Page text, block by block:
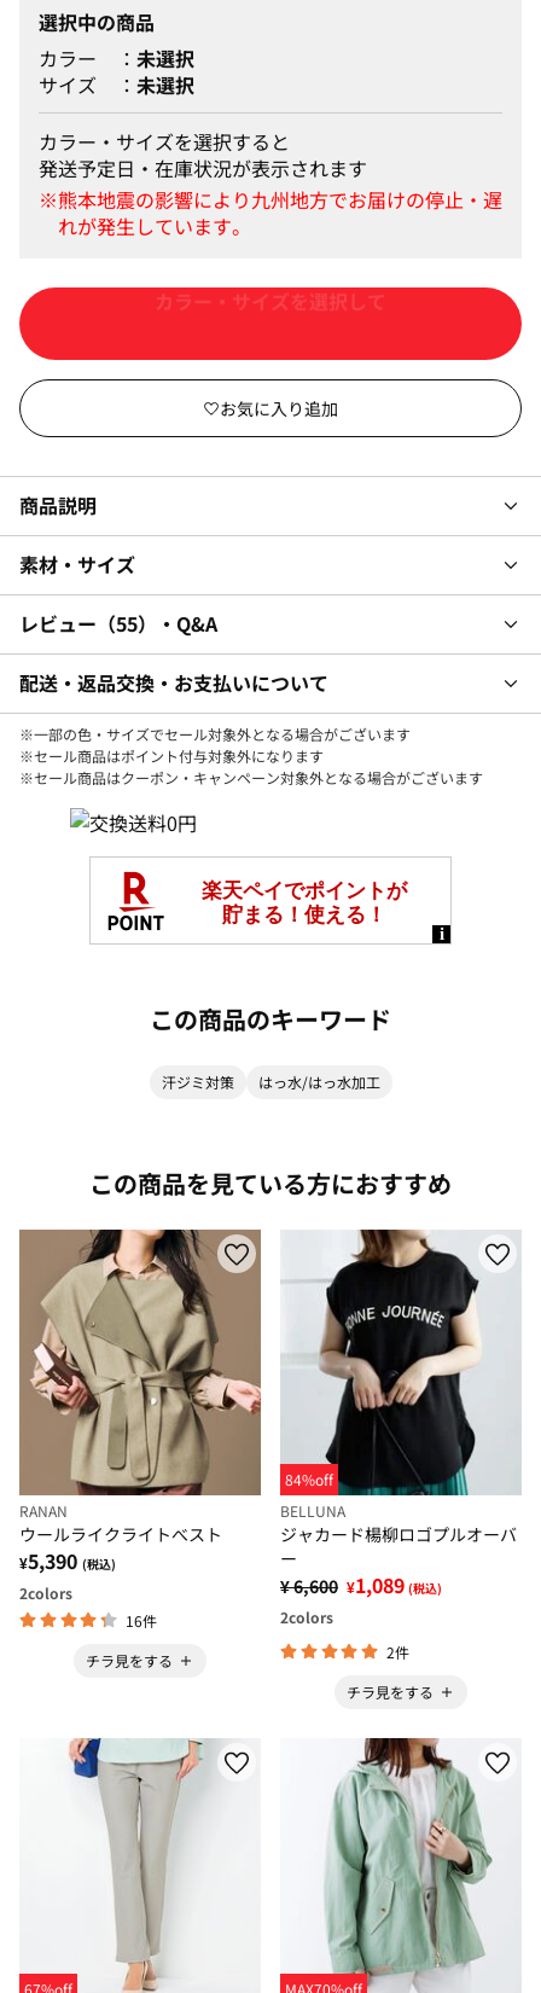
選択中の商品
カラー
未選択
サイズ
未選択
カラー・サイズを選択すると
発送予定日・在庫状況が表示されます
商品説明
素材・サイズ
レビュー 55 ・Q&A
配送・返品交換・お支払いについて
※一部の色・サイズでセール対象外となる場合がございます
※セール商品はポイント付与対象外になります
※セール商品はクーポン・キャンペーン対象外となる場合がございます
この商品のキーワード
汗ジミ対策 はっ水/はっ水加工
この商品を見ている方におすすめ
RANAN
ウールライクライトべスト
¥5,390 (税込)
2colors
16件
チラ見をする
84%off
BELLUNA
ジャカード楊柳ロゴプルオーバ
ー
¥ 6,600 ¥1,089 (税込)
2colors
2件
チラ見をする
67%off MAX70%off